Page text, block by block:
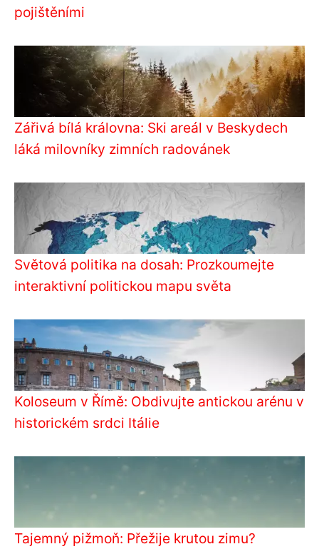
pojištěními
Zářivá bílá královna: Ski areál v Beskydech
láká milovníky zimních radovánek
Světová politika na dosah: Prozkoumejte
interaktivní politickou mapu světa
Koloseum v Římě: Obdivujte antickou arénu v
historickém srdci Itálie
Tajemný pižmoň: Přežije krutou zimu?